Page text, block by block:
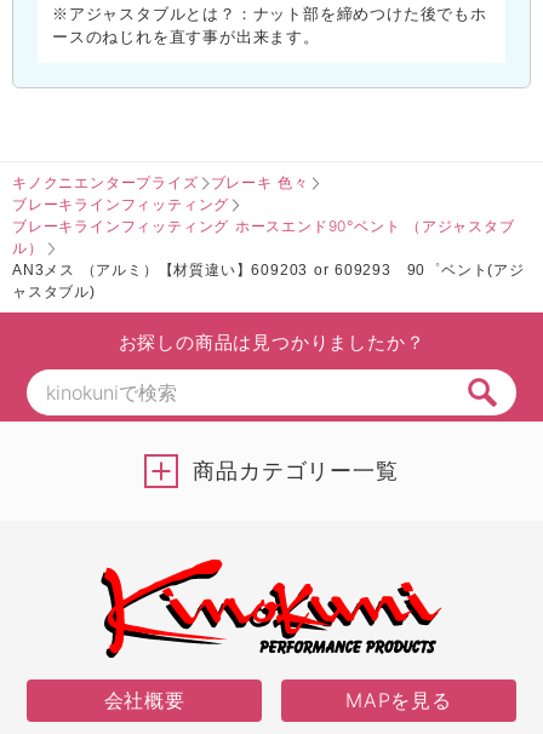
※アジャスタブルとは？：ナット部を締めつけた後でもホ
ースのねじれを直す事が出来ます。
キノクニエンタープライズ
ブレーキ 色々
ブレーキラインフィッティング
ブレーキラインフィッティング ホースエンド90°ベント （アジャスタブ
ル）
AN3メス （アルミ）【材質違い】609203 or 609293 90゜ベント(アジ
ャスタブル)
お探しの商品は見つかりましたか？
商品カテゴリー一覧
会社概要 MAPを見る